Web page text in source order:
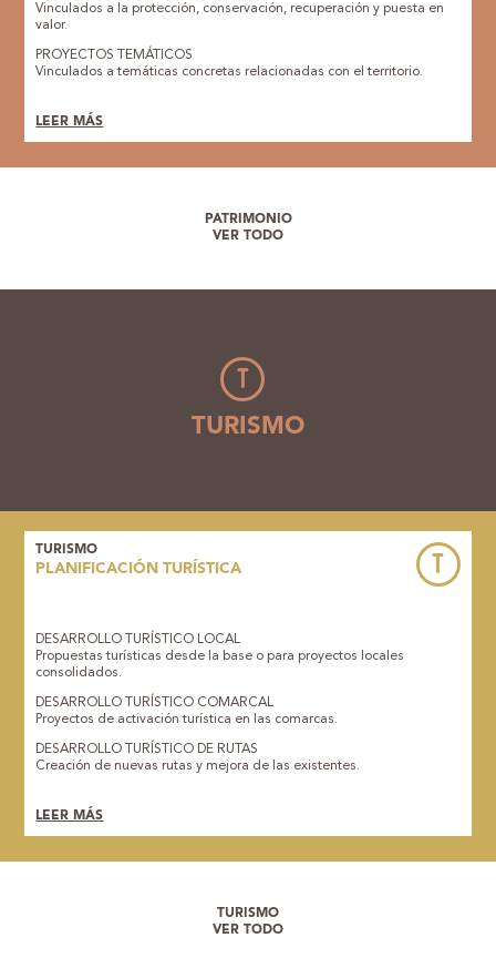
Vinculados a la protección, conservación, recuperación y puesta en
valor.
PROYECTOS TEMÁTICOS
Vinculados a temáticas concretas relacionadas con el territorio.
LEER MÁS
PATRIMONIO
VER TODO
T
TURISMO
T
TURISMO
PLANIFICACIÓN TURÍSTICA
DESARROLLO TURÍSTICO LOCAL
Propuestas turísticas desde la base o para proyectos locales
consolidados.
DESARROLLO TURÍSTICO COMARCAL
Proyectos de activación turística en las comarcas.
DESARROLLO TURÍSTICO DE RUTAS
Creación de nuevas rutas y mejora de las existentes.
LEER MÁS
TURISMO
VER TODO